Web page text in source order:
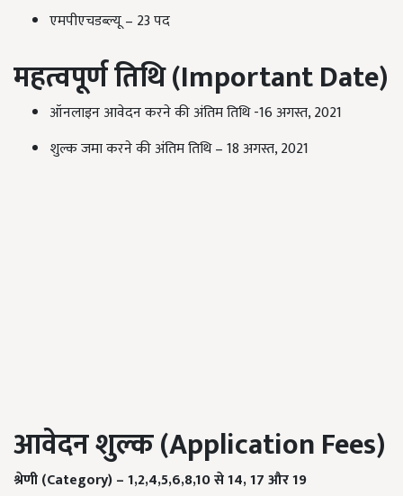
एमपीएचडब्ल्यू – 23 पद
महत्वपूर्ण तिथि (Important Date)
ऑनलाइन आवेदन करने की अंतिम तिथि -16 अगस्त, 2021
शुल्क जमा करने की अंतिम तिथि – 18 अगस्त, 2021
आवेदन शुल्क (Application Fees)
श्रेणी (Category) – 1,2,4,5,6,8,10से14, 17और19